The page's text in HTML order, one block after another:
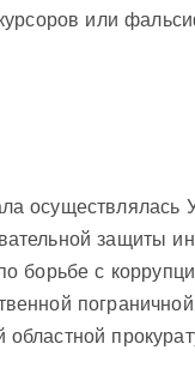
или
осуществлялась
защиты
борьбе с